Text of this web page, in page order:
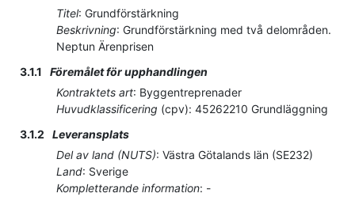
Titel: Grundförstärkning
Beskrivning: Grundförstärkning med två delområden.
Neptun Ärenprisen
3.1.1
Föremålet för upphandlingen
Kontraktets art: Byggentreprenader
Huvudklassificering (cpv): 45262210 Grundläggning
3.1.2
Leveransplats
Del av land (NUTS): Västra Götalands län (SE232)
Land: Sverige
Kompletterande information: -